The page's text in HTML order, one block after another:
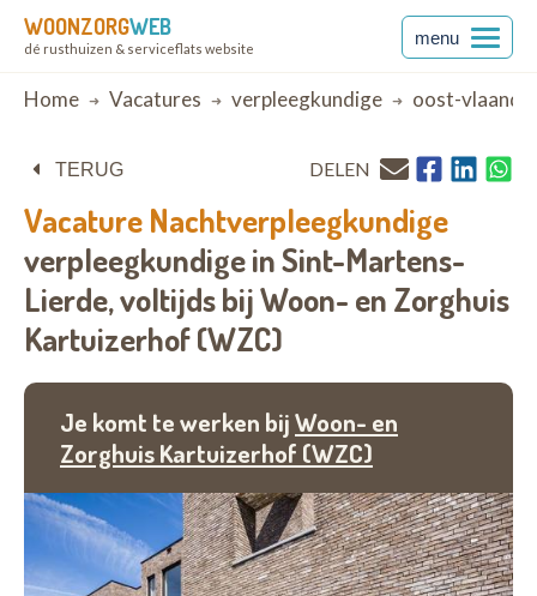
WOONZORGWEB
dé rusthuizen & serviceflats website
menu
Breadcrumb
Home Vacatures verpleegkundige oost-
TERUG DELEN
Vacature Nachtverpleegkundige
verpleegkundige in Sint-Martens-
Lierde,voltijds bijWoon- en Zorghuis
Kartuizerhof (WZC)
Je komt te werken bijWoon- en
Zorghuis Kartuizerhof (WZC)